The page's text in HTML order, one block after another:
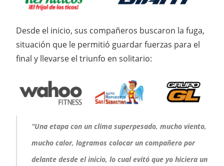
Desde el inicio, sus compañeros buscaron la fuga,
situación que le permitió guardar fuerzas para el
final y llevarse el triunfo en solitario:
“Una etapa con un clima superpesado, mucho viento,
mucho calor, logramos colocar un compañero por
delante desde el inicio, lo cual evitó que yo hiciera un